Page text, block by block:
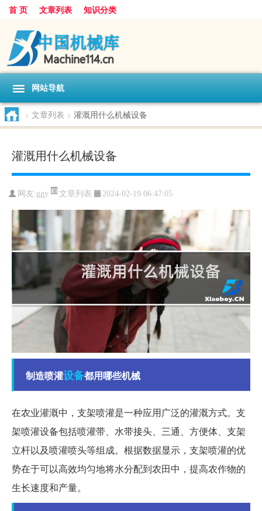
首 页 文章列表 知识分类
网站导航
> 文章列表 > 灌溉用什么机械设备
灌溉用什么机械设备
网友:ggy 文章列表 2024-02-19 06:47:05
制造喷灌设备都用哪些机械
在农业灌溉中，支架喷灌是一种应用广泛的灌溉方式。支
架喷灌设备包括喷灌带、水带接头、三通、方便体、支架
立杆以及喷灌喷头等组成。根据数据显示，支架喷灌的优
势在于可以高效均匀地将水分配到农田中，提高农作物的
生长速度和产量。